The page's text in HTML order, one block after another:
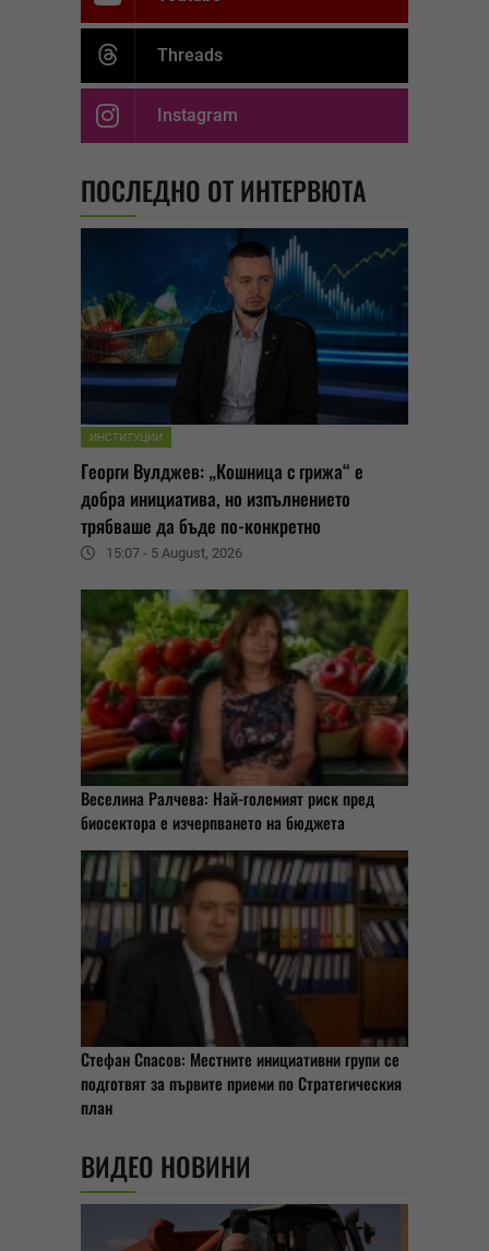
Threads
Instagram
ПОСЛЕДНО ОТ ИНТЕРВЮТА
ИНСТИТУЦИИ
Георги Вулджев: „Кошница с грижа“ е
добра инициатива, но изпълнението
трябваше да бъде по-конкретно
15:07 - 5 August, 2026
Веселина Ралчева: Най-големият риск пред
биосектора е изчерпването на бюджета
Стефан Спасов: Местните инициативни групи се
подготвят за първите приеми по Стратегическия
план
ВИДЕО НОВИНИ